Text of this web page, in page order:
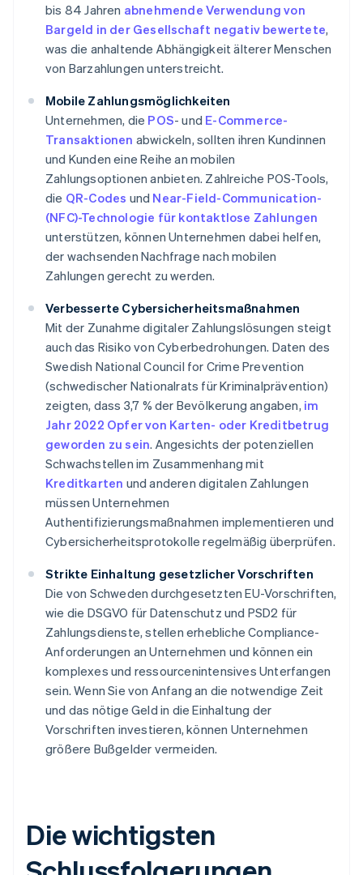
bis 84 Jahren abnehmende Verwendung von
Bargeld in der Gesellschaft negativ bewertete,
was die anhaltende Abhängigkeit älterer Menschen
von Barzahlungen unterstreicht.
Mobile Zahlungsmöglichkeiten
Unternehmen, die POS- und E-Commerce-
Transaktionen abwickeln, sollten ihren Kundinnen
und Kunden eine Reihe an mobilen
Zahlungsoptionen anbieten. Zahlreiche POS-Tools,
die QR-Codes und Near-Field-Communication-
(NFC)-Technologie für kontaktlose Zahlungen
unterstützen, können Unternehmen dabei helfen,
der wachsenden Nachfrage nach mobilen
Zahlungen gerecht zu werden.
Verbesserte Cybersicherheitsmaßnahmen
Mit der Zunahme digitaler Zahlungslösungen steigt
auch das Risiko von Cyberbedrohungen. Daten des
Swedish National Council for Crime Prevention
(schwedischer Nationalrats für Kriminalprävention)
zeigten, dass 3,7 % der Bevölkerung angaben, im
Jahr 2022 Opfer von Karten- oder Kreditbetrug
geworden zu sein. Angesichts der potenziellen
Schwachstellen im Zusammenhang mit
Kreditkarten und anderen digitalen Zahlungen
müssen Unternehmen
Authentifizierungsmaßnahmen implementieren und
Cybersicherheitsprotokolle regelmäßig überprüfen.
Strikte Einhaltung gesetzlicher Vorschriften
Die von Schweden durchgesetzten EU-Vorschriften,
wie die DSGVO für Datenschutz und PSD2 für
Zahlungsdienste, stellen erhebliche Compliance-
Anforderungen an Unternehmen und können ein
komplexes und ressourcenintensives Unterfangen
sein. Wenn Sie von Anfang an die notwendige Zeit
und das nötige Geld in die Einhaltung der
Vorschriften investieren, können Unternehmen
größere Bußgelder vermeiden.
Die wichtigsten